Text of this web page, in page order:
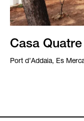
Casa
Port d’Addaia, Es